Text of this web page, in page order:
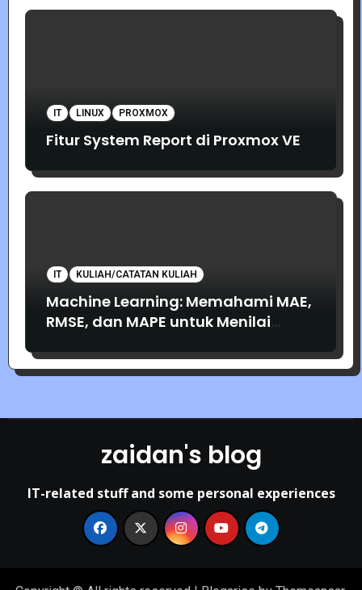
IT LINUX PROXMOX
Fitur System Report di Proxmox VE
IT KULIAH/CATATAN KULIAH
Machine Learning: Memahami MAE,
RMSE, dan MAPE untuk Menilai
zaidan's blog
IT-related stuff and some personal experiences